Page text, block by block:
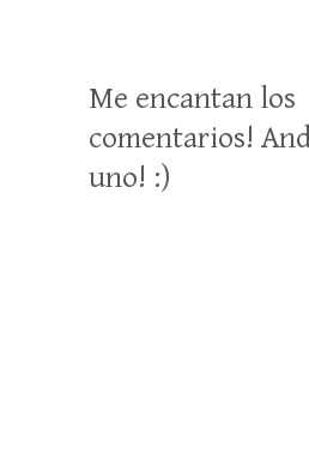
Me encantan los
comentarios!
uno! :)